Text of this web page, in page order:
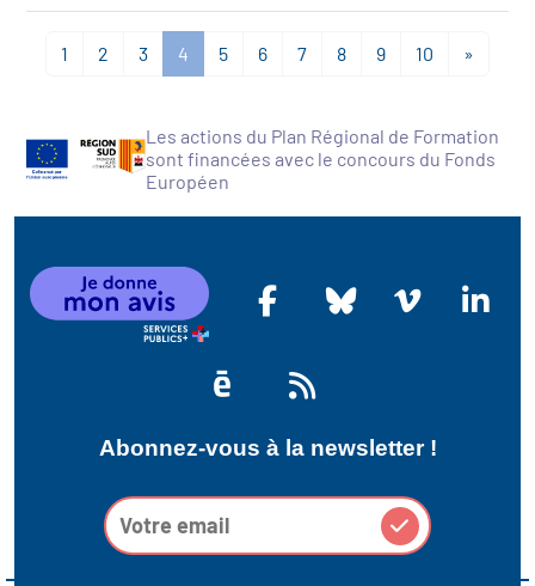
1 2 3 4 5 6 7 8 9 10 »
Les actions du Plan Régional de Formation
sont financées avec le concours du Fonds
Européen
Abonnez-vous à la newsletter !